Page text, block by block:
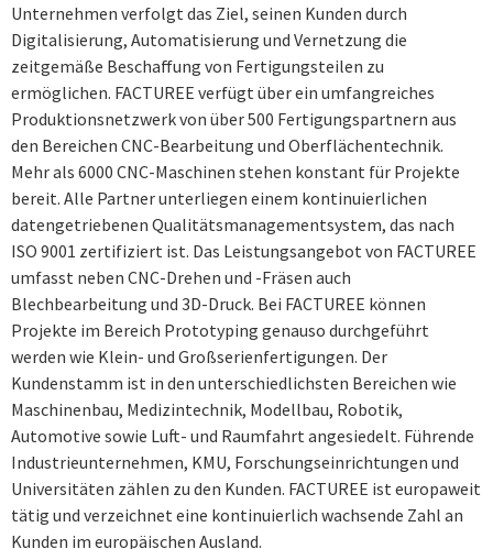
Unternehmen verfolgt das Ziel, seinen Kunden durch
Digitalisierung, Automati­sierung und Vernetzung die
zeitgemäße Beschaffung von Ferti­gungsteilen zu
ermöglichen. FACTUREE verfügt über ein umfangreiches
Produktionsnetzwerk von über 500 Fertigungs­partnern aus
den Bereichen CNC-Bearbeitung und Oberflächentechnik.
Mehr als 6000 CNC-Maschinen stehen konstant für Projekte
bereit. Alle Partner unterliegen einem kontinuierlichen
datengetriebenen Qualitätsmanagementsystem, das nach
ISO 9001 zerti­fiziert ist. Das Leistungsangebot von FACTUREE
umfasst neben CNC-Drehen und -Fräsen auch
Blechbearbeitung und 3D-Druck. Bei FACTUREE können
Projekte im Bereich Prototyping genauso durchgeführt
werden wie Klein- und Großserienfertigungen. Der
Kundenstamm ist in den unterschiedlichsten Bereichen wie
Maschinenbau, Medizintechnik, Modellbau, Robotik,
Automotive sowie Luft- und Raumfahrt angesiedelt. Führende
Industrieunternehmen, KMU, Forschungseinrichtungen und
Universi­täten zählen zu den Kunden. FACTUREE ist europaweit
tätig und verzeichnet eine kontinuier­lich wachsende Zahl an
Kunden im europäischen Ausland.